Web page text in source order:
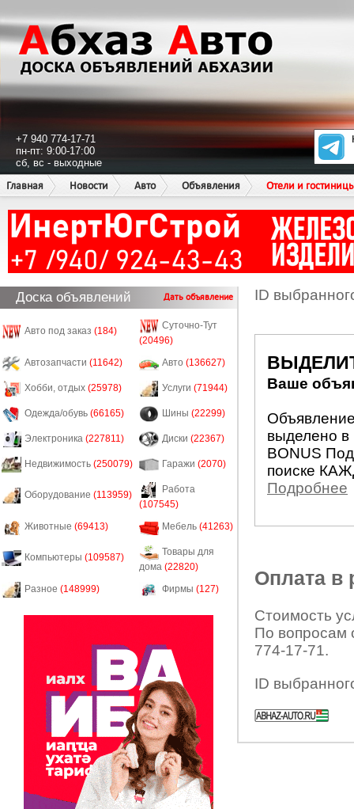
+7 940 774-17-71
пн-пт: 9:00-17:00
сб, вс - выходные
Главная
Новости Авто Объявления Отели и
Доска объявлений Дать объявление
Авто под заказ (184)
Суточно-Тут
(20496)
Автозапчасти (11642) Авто (136627)
Хобби, отдых (25978) Услуги (71944)
Одежда/обувь (66165) Шины (22299)
Электроника (227811) Диски (22367)
Недвижимость (250079) Гаражи (2070)
Оборудование (113959)
Работа
(107545)
Животные (69413) Мебель (41263)
Компьютеры (109587)
Товары для
дома (22820)
Разное (148999) Фирмы (127)
ID
Ваше
выделено в
BONUS
поиске
Подробнее
Оплата в
Стоимость
По вопросам
774-17-71.
ID